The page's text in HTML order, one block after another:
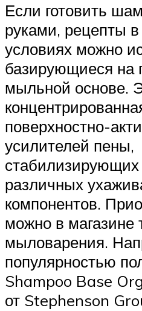
Если готовить
руками, рецепты
условиях можно
базирующиеся на
мыльной основе.
поверхностно-
усилителей пены,
различных
компонентов.
можно в магазине
мыловарения.
популярностью
Shampoo Base
от Stephenson